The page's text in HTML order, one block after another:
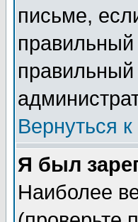
письме,
Вернуться
Я был
Наиболее